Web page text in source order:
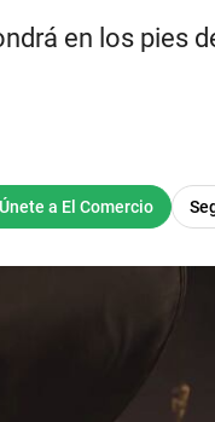
en los pies